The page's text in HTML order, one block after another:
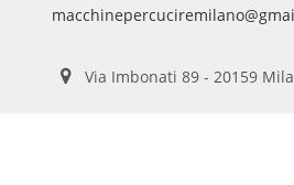
Via Imbonati 89 - 20159